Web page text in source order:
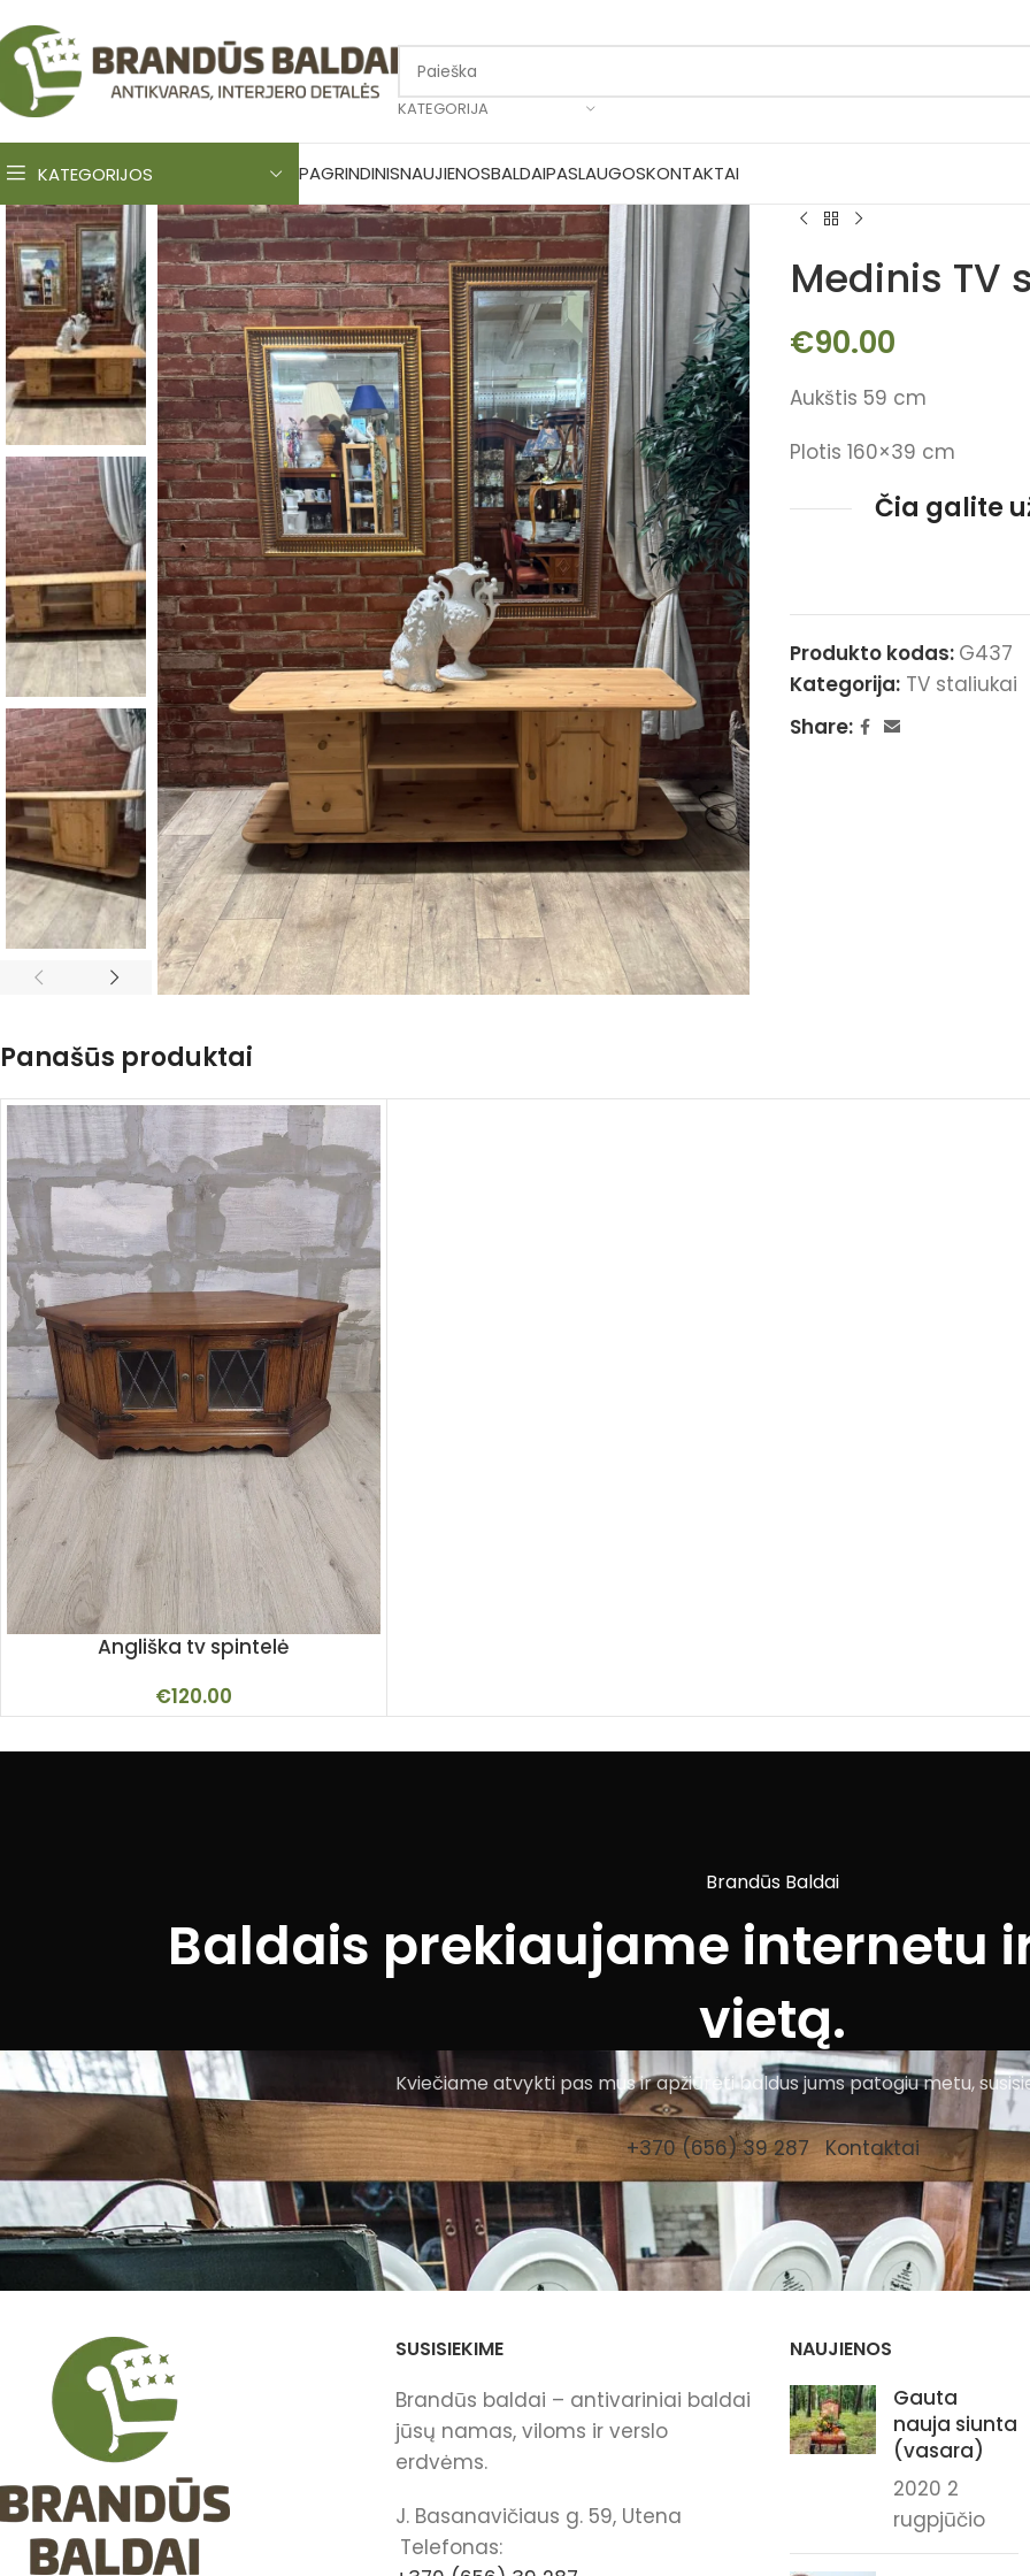
KATEGORIJA
KATEGORIJOS PAGRINDINISNAUJIENOSBALDAIPASLAUGOSKONTAKTAI
Medinis TV
€90.00
Aukštis 59 cm
Plotis 160×39 cm
Čia galite
Produkto kodas: G437
Kategorija: TV staliukai
Share:
Panašūs produktai
Angliška tv spintelė
€120.00
Brandūs Baldai
Baldais prekiaujame internetu
vietą.
Kviečiame atvykti pas mus ir apžiūrėti baldus jums patogiu metu,
+370 (656) 39 287 Kontaktai
SUSISIEKIME
Brandūs baldai – antivariniai baldai
jūsų namas, viloms ir verslo
erdvėms.
J. Basanavičiaus g. 59, Utena
Telefonas:
NAUJIENOS
Gauta
nauja siunta
(vasara)
2020 2
rugpjūčio